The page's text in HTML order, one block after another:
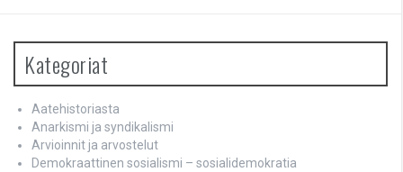
Kategoriat
Aatehistoriasta
Anarkismi ja syndikalismi
Arvioinnit ja arvostelut
Demokraattinen sosialismi – sosialidemokratia